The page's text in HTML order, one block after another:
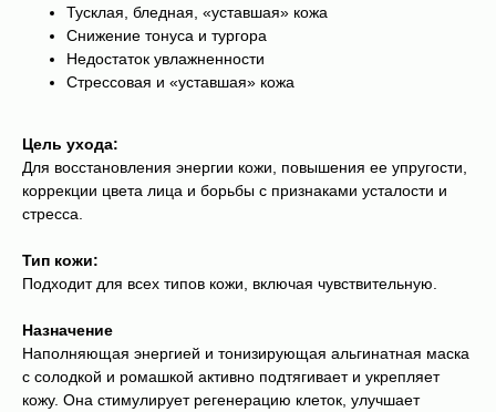
Тусклая, бледная, «уставшая» кожа
Снижение тонуса и тургора
Недостаток увлажненности
Стрессовая и «уставшая» кожа
Цель ухода:
Для восстановления энергии кожи, повышения ее упругости,
коррекции цвета лица и борьбы с признаками усталости и
стресса.
Тип кожи:
Подходит для всех типов кожи, включая чувствительную.
Назначение
Наполняющая энергией и тонизирующая альгинатная маска
с солодкой и ромашкой активно подтягивает и укрепляет
кожу. Она стимулирует регенерацию клеток, улучшает